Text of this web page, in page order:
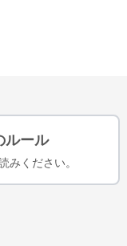
ルール
みください。